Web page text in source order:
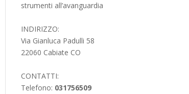
strumenti all’avanguardia
INDIRIZZO:
Via Gianluca Padulli 58
22060 Cabiate CO
CONTATTI:
Telefono: 031756509